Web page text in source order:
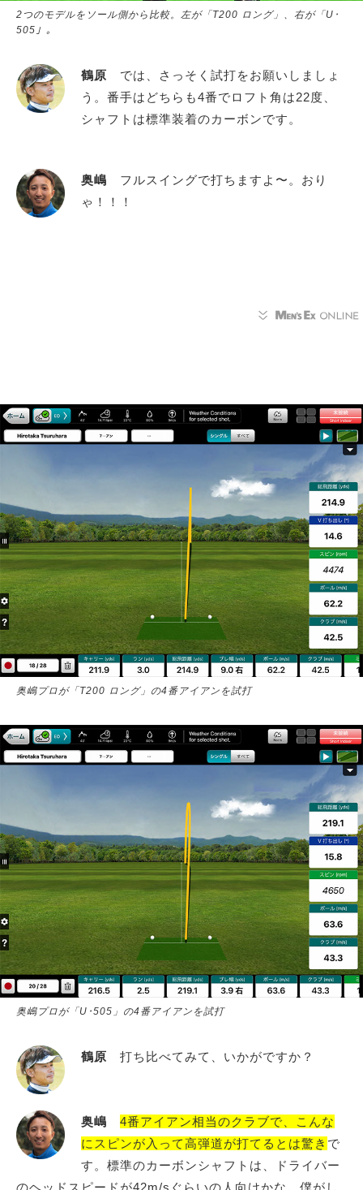
2つのモデルをソール側から比較。左が「T200 ロング」、右が「U･
505」。
鶴原 では、さっそく試打をお願いしましょ
う。番手はどちらも4番でロフト角は22度、
シャフトは標準装着のカーボンです。
奥嶋 フルスイングで打ちますよ〜。おり
ゃ！！！
奥嶋プロが「T200 ロング」の4番アイアンを試打
奥嶋プロが「U･505」の4番アイアンを試打
鶴原 打ち比べてみて、いかがですか？
奥嶋
4番アイアン相当のクラブで、こんな
にスピンが入って高弾道が打てるとは驚き で
す。標準のカーボンシャフトは、ドライバー